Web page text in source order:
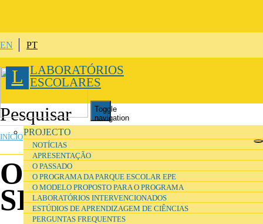
EN PT
L LABORATÓRIOS
ESCOLARES
Toggle
navigation
PROJECTO
NOTÍCIAS
APRESENTAÇÃO
O PASSADO
O PROGRAMA DA PARQUE ESCOLAR EPE
O MODELO PROPOSTO PARA O PROGRAMA
LABORATÓRIOS INTERVENCIONADOS
ESTÚDIOS DE APRENDIZAGEM DE CIÊNCIAS
PERGUNTAS FREQUENTES
ESTÁ AQUI
INÍCIO»ORGANIZAÇÃO
Operadores
SILOGR